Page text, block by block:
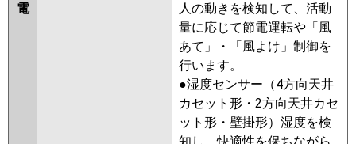
PA-P63T7SGC
SSRHU63BCV SSRH63BCV
SSRH63BCNV SSRU63BCV
SSRU63BCNV
RCXA06343JMUB
RCXA06343JMU RCXA06343JXU
PCZ-ZRMP63SKL5 PCZ-
電
人の動きを検知して、活動
量に応じて節電運転や「風
あて」・「風よけ」制御を
行います。
●湿度センサー（4方向天井
カセット形・2方向天井カセ
ット形・壁掛形）湿度を検